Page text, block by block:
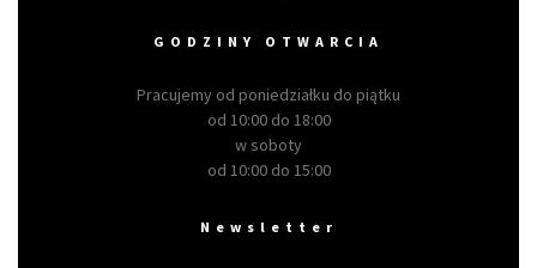
GODZINY OTWARCIA
Pracujemy od poniedziałku do piątku
od 10:00 do 18:00
w soboty
od 10:00 do 15:00
Newsletter